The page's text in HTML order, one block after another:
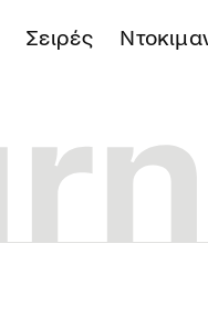
Σειρές